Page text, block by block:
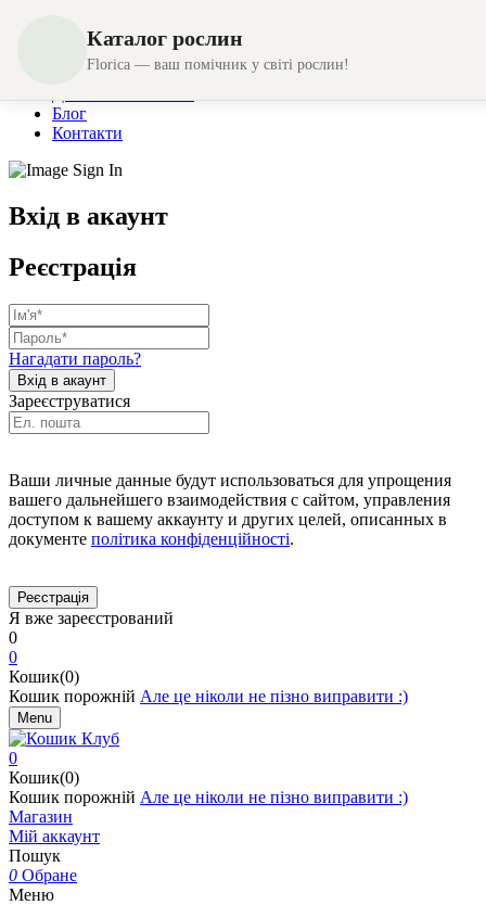
Магазин
Створення композицій
Блог
Контакти
Вхід в акаунт
Реєстрація
Нагадати пароль?
Зареєструватися
Ваши личные данные будут использоваться для упрощения
вашего дальнейшего взаимодействия с сайтом, управления
доступом к вашему аккаунту и других целей, описанных в
документе політика конфіденційності.
Я вже зареєстрований
0
0
Кошик(0)
Кошик порожній Але це ніколи не пізно виправити :)
Menu
0
Кошик(0)
Кошик порожній Але це ніколи не пізно виправити :)
Магазин
Мій аккаунт
Пошук
0 Обране
Меню
Каталог рослин
Florica — ваш помічник у світі рослин!